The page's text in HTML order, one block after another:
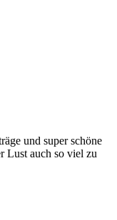
und super schöne
Lust auch so viel zu